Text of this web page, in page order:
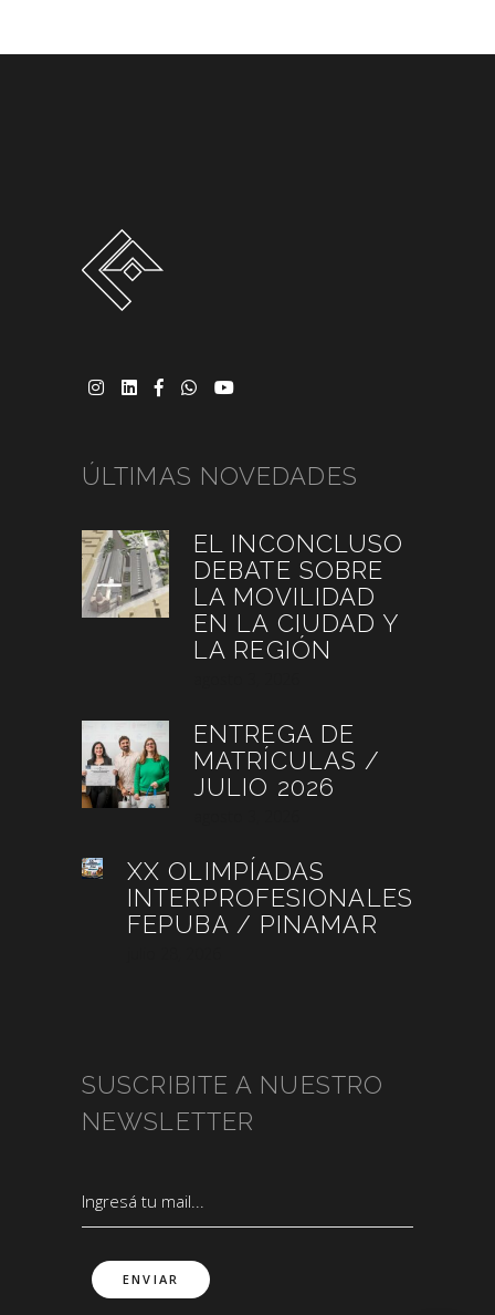
ÚLTIMAS NOVEDADES
EL INCONCLUSO
DEBATE SOBRE
LA MOVILIDAD
EN LA CIUDAD Y
LA REGIÓN
ENTREGA DE
MATRÍCULAS /
JULIO 2026
XX OLIMPÍADAS
INTERPROFESIONALES
FEPUBA / PINAMAR
SUSCRIBITE A NUESTRO
NEWSLETTER